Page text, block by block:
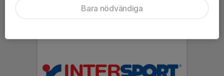
Bara nödvändiga